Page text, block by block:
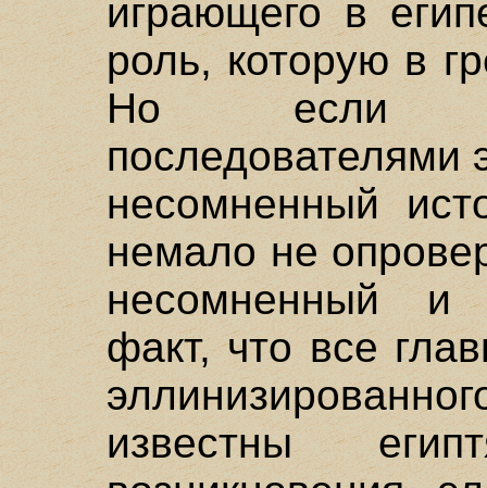
играющего в
роль, которую в
Но если
последователями
несомненный
немало не
несомненный и
факт, что все
известны